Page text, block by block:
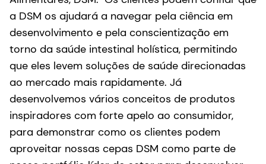
a DSM os ajudará a navegar pela ciência em
desenvolvimento e pela conscientização em
torno da saúde intestinal holística, permitindo
que eles levem soluções de saúde direcionadas
ao mercado mais rapidamente. Já
desenvolvemos vários conceitos de produtos
inspiradores com forte apelo ao consumidor,
para demonstrar como os clientes podem
aproveitar nossas cepas DSM como parte de